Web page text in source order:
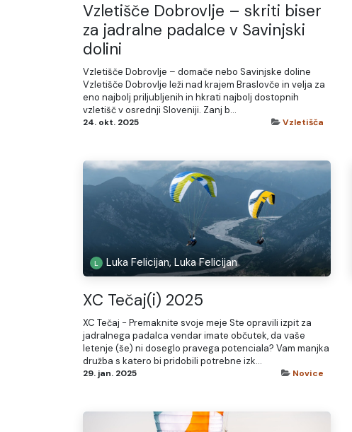
Vzletišče Dobrovlje – skriti biser
za jadralne padalce v Savinjski
dolini
Vzletišče Dobrovlje – domače nebo Savinjske doline
Vzletišče Dobrovlje leži nad krajem Braslovče in velja za
eno najbolj priljubljenih in hkrati najbolj dostopnih
vzletišč v osrednji Sloveniji. Zanj b...
24. okt. 2025 Vzletišča
Luka Felicijan, Luka Felicijan
XC Tečaj(i) 2025
XC Tečaj - Premaknite svoje meje Ste opravili izpit za
jadralnega padalca vendar imate občutek, da vaše
letenje (še) ni doseglo pravega potenciala? Vam manjka
družba s katero bi pridobili potrebne izk...
29. jan. 2025 Novice